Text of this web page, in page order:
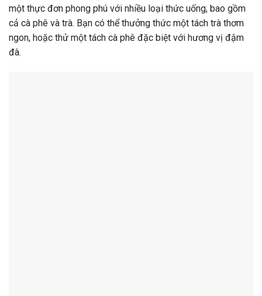
một thực đơn phong phú với nhiều loại thức uống, bao gồm
cả cà phê và trà. Bạn có thể thưởng thức một tách trà thơm
ngon, hoặc thử một tách cà phê đặc biệt với hương vị đậm
đà.